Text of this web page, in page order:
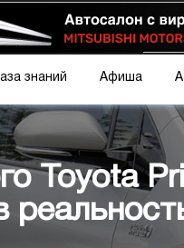
знаний Афиша
Toyota